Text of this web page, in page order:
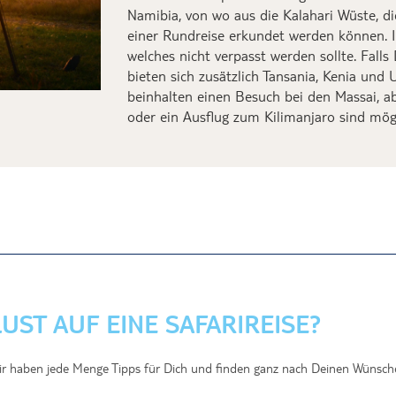
Namibia, von wo aus die Kalahari Wüste,
einer Rundreise erkundet werden
welches nicht verpasst werden sollte.
bieten sich zusätzlich Tansania, Kenia und
beinhalten einen Besuch bei den Massai,
oder ein Ausflug zum Kilimanjaro sind
AUF EINE SAFARIREISE?
haben jede Menge Tipps für Dich und finden ganz nach Deinen